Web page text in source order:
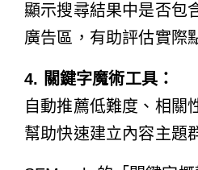
顯示搜尋結果中是否包
廣告區，有助評估實際
4. 關鍵字魔術工具：
自動推薦低難度、相關
幫助快速建立內容主題